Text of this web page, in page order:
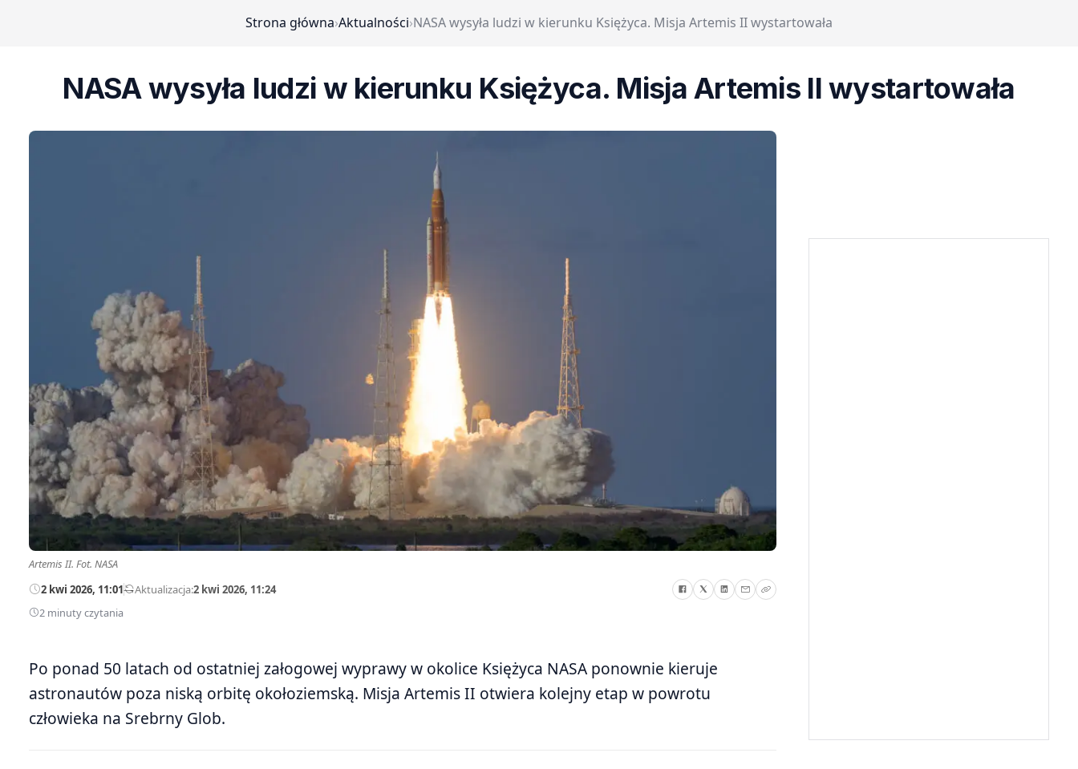
Strona główna›Aktualności›NASA wysyła ludzi w kierunku Księżyca. Misja Artemis II wystartowała
NASA wysyła ludzi w kierunku Księżyca. Misja Artemis II wystartowała
Artemis II. Fot. NASA
2 kwi 2026, 11:01—Aktualizacja:2 kwi 2026, 11:24
2 minuty czytania
Po ponad 50 latach od ostatniej załogowej wyprawy w okolice Księżyca NASA ponownie kieruje
astronautów poza niską orbitę okołoziemską. Misja Artemis II otwiera kolejny etap w powrotu
człowieka na Srebrny Glob.